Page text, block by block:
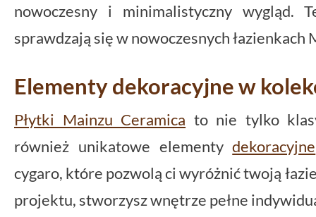
nowoczesny i minimalistyczny wygląd.
sprawdzają się w nowoczesnych łazienkach
Elementy dekoracyjne w
Płytki Mainzu Ceramica to nie tylko
również unikatowe elementydekoracyjne
cygaro, które pozwolą ci wyróżnić twoją
projektu, stworzysz wnętrze pełne